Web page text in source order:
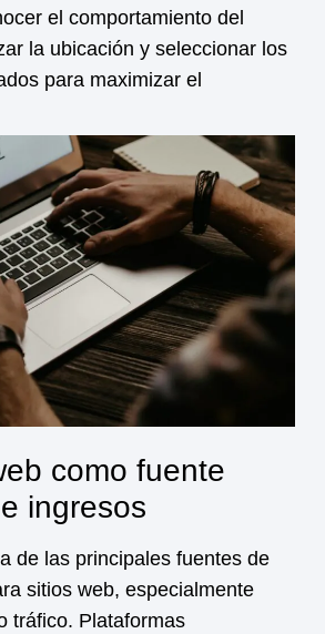
el comportamiento del
la ubicación y seleccionar los
para maximizar el
como fuente
ingresos
de las principales fuentes de
sitios web, especialmente
tráfico. Plataformas